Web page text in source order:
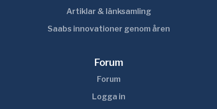
Artiklar & länksamling
Saabs innovationer genom åren
Forum
Forum
Logga in